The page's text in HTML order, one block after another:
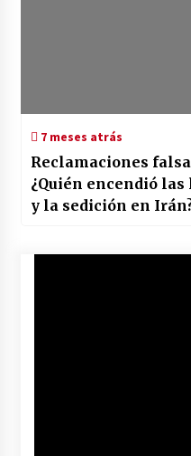
7 meses atrás
Reclamaciones
¿Quién encendió
y la sedición en